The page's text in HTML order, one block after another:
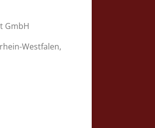
GmbH
Westfalen,